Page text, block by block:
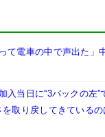
て電車の中で声出た
入当日に“3バックの
取り戻してきている